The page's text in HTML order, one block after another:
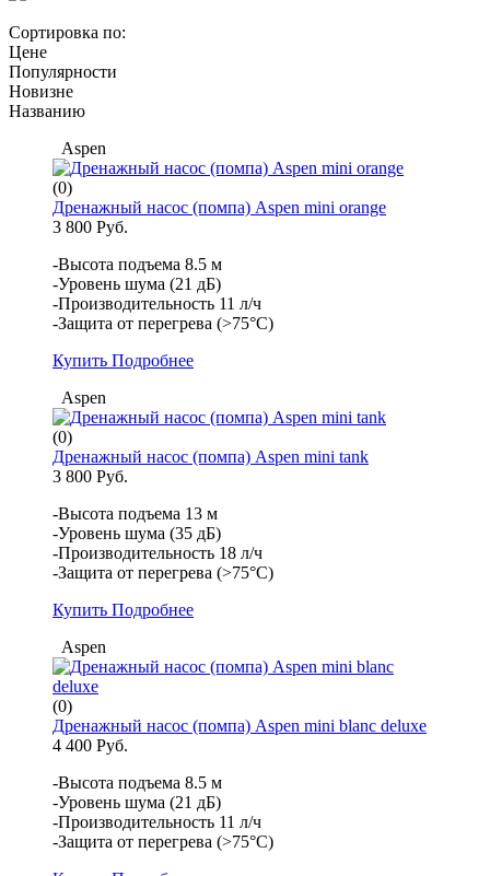
Сортировка по:
Цене
Популярности
Новизне
Названию
Aspen
(0)
Дренажный насос (помпа) Aspen mini orange
3 800 Руб.
-Высота подъема 8.5 м
-Уровень шума (21 дБ)
-Производительность 11 л/ч
-Защита от перегрева (>75°С)
Купить Подробнее
Aspen
(0)
Дренажный насос (помпа) Aspen mini tank
3 800 Руб.
-Высота подъема 13 м
-Уровень шума (35 дБ)
-Производительность 18 л/ч
-Защита от перегрева (>75°С)
Купить Подробнее
Aspen
(0)
Дренажный насос (помпа) Aspen mini blanc deluxe
4 400 Руб.
-Высота подъема 8.5 м
-Уровень шума (21 дБ)
-Производительность 11 л/ч
-Защита от перегрева (>75°С)